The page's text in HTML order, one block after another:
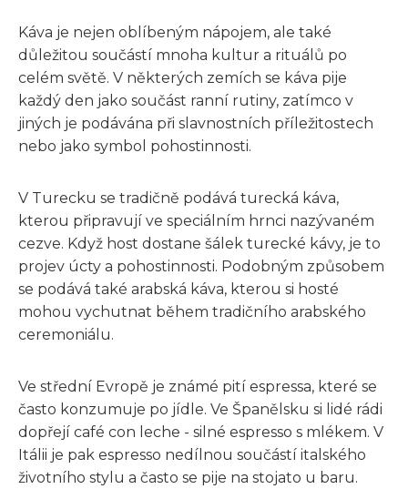
Káva je nejen oblíbeným nápojem, ale také
důležitou součástí mnoha kultur a rituálů po
celém světě. V některých zemích se káva pije
každý den jako součást ranní rutiny, zatímco v
jiných je podávána při slavnostních příležitostech
nebo jako symbol pohostinnosti.
V Turecku se tradičně podává turecká káva,
kterou připravují ve speciálním hrnci nazývaném
cezve. Když host dostane šálek turecké kávy, je to
projev úcty a pohostinnosti. Podobným způsobem
se podává také arabská káva, kterou si hosté
mohou vychutnat během tradičního arabského
ceremoniálu.
Ve střední Evropě je známé pití espressa, které se
často konzumuje po jídle. Ve Španělsku si lidé rádi
dopřejí café con leche - silné espresso s mlékem. V
Itálii je pak espresso nedílnou součástí italského
životního stylu a často se pije na stojato u baru.